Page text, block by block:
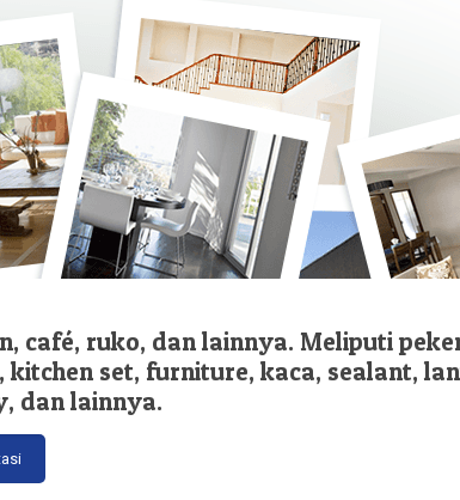
café, ruko, dan lainnya. Meliputi
set, furniture, kaca, sealant,
dan lainnya.